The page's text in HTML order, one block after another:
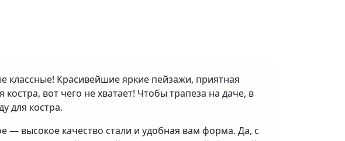
Красивейшие яркие пейзажи, приятная
вот чего не хватает! Чтобы трапеза на даче, в
для костра.
— высокое качество стали и удобная вам форма. Да, с